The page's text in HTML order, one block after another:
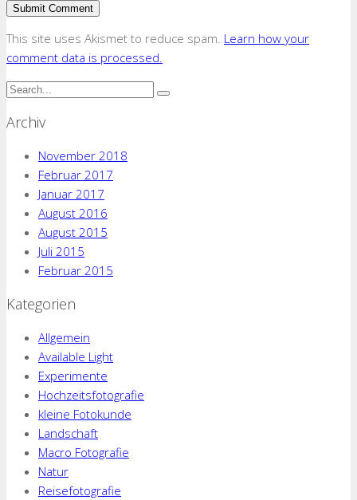
This site uses Akismet to reduce spam. Learn how your
comment data is processed.
Archiv
November 2018
Februar 2017
Januar 2017
August 2016
August 2015
Juli 2015
Februar 2015
Kategorien
Allgemein
Available Light
Experimente
Hochzeitsfotografie
kleine Fotokunde
Landschaft
Macro Fotografie
Natur
Reisefotografie